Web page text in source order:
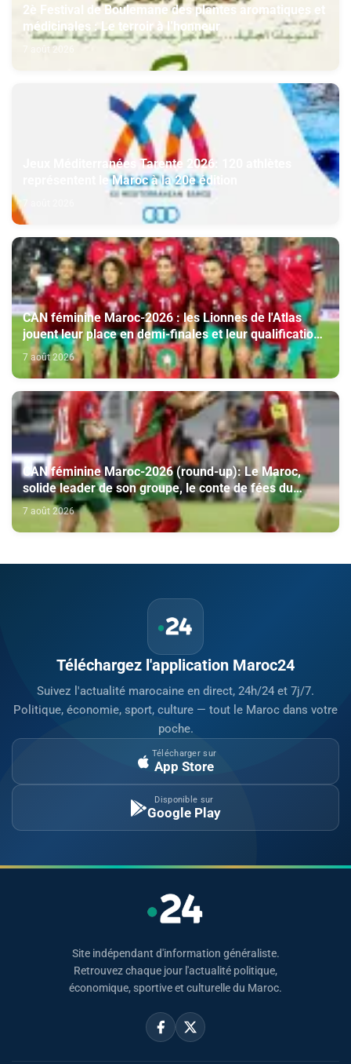
2è Festival de Boulemane des plantes aromatiques et
médicinales : Le terroir à l’honneur
Jeux Méditerranées Tarente 2026: 120 athlètes
représentent le Maroc à la 20e édition
CAN féminine Maroc-2026 : les Lionnes de l'Atlas
jouent leur place en demi-finales et leur qualification
au Mondial-2027
7 août 2026
CAN féminine Maroc-2026 (round-up): Le Maroc,
solide leader de son groupe, le conte de fées du
Malawi se poursuit
7 août 2026
Téléchargez l'application Maroc24
Suivez l'actualité marocaine en direct, 24h/24 et 7j/7.
Politique, économie, sport, culture — tout le Maroc dans votre
poche.
Télécharger sur
App Store
Disponible sur
Google Play
Site indépendant d'information généraliste.
Retrouvez chaque jour l'actualité politique,
économique, sportive et culturelle du Maroc.